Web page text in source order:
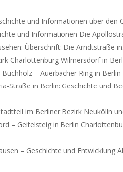
und Informationen über den
und Informationen Die
Überschrift: Die Arndtstraße
Charlottenburg-Wilmersdorf in
Buchholz – Auerbacher Ring in Berlin
Straße in Berlin: Geschichte und
im Berliner Bezirk Neukölln
– Geitelsteig in Berlin
– Geschichte und Entwicklung